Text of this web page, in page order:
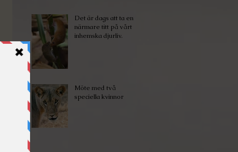
Det är dags att ta en
närmare titt på vårt
inhemska djurliv.
Möte med två
speciella kvinnor